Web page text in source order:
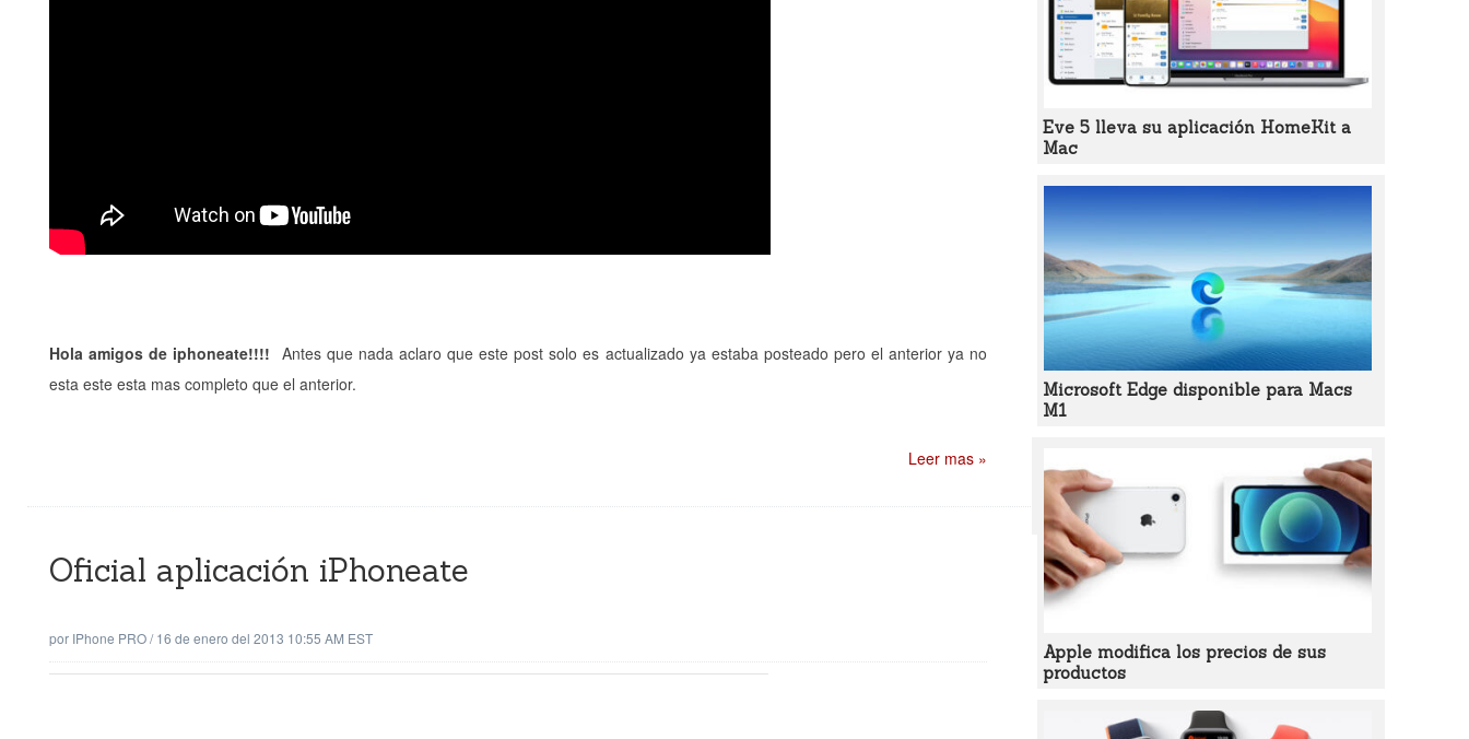
Hola amigos de iphoneate!!!! Antes que nada aclaro que este post solo es actualizado ya estaba posteado pero el anterior ya no
esta este esta mas completo que el anterior.
Leer mas »
Oficial aplicación iPhoneate
por IPhone PRO/16 de enero del 2013 10:55 AM EST
Eve 5 lleva su aplicación HomeKit a
Mac
Microsoft Edge disponible para Macs
M1
Apple modifica los precios de sus
productos